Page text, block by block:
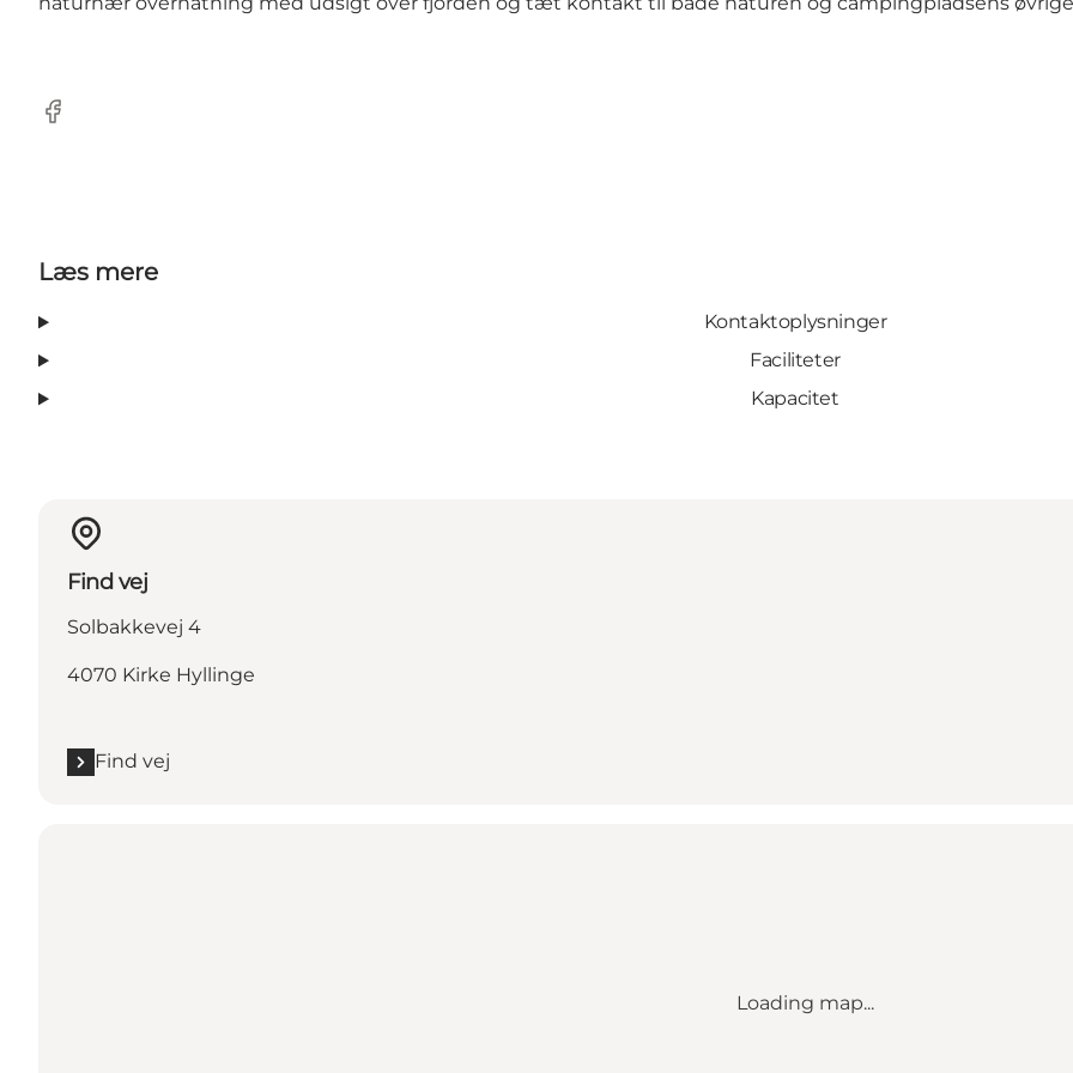
Facebook
Læs mere
Kontaktoplysninger
Faciliteter
Kapacitet
Find vej
Solbakkevej 4
4070 Kirke Hyllinge
Find vej
Loading map...